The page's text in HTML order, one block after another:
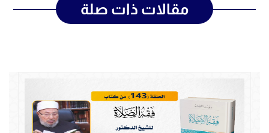
مقالات ذات صلة